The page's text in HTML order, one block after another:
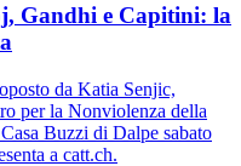
Gandhi e Capitini: la
da Katia Senjic,
per la Nonviolenza della
Buzzi di Dalpe sabato
a catt.ch.